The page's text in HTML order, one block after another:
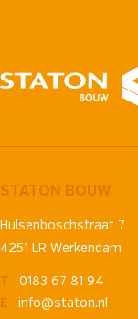
STATON BOUW
Hulsenboschstraat 7
4251 LR Werkendam
T
0183 67 81 94
E
info@staton.nl